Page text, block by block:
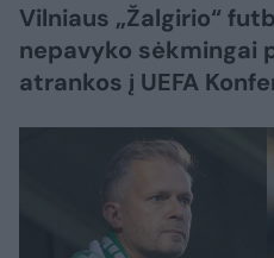
Vilniaus „Žalgirio“
nepavyko sėkmingai
atrankos į UEFA